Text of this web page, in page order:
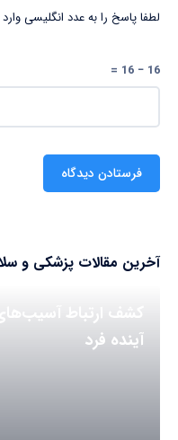
لطفا پاسخ را به عدد انگلیسی وارد
16 − 16 =
آخرین مقالات پزشکی و
کشف ارتباط
آینده فرد